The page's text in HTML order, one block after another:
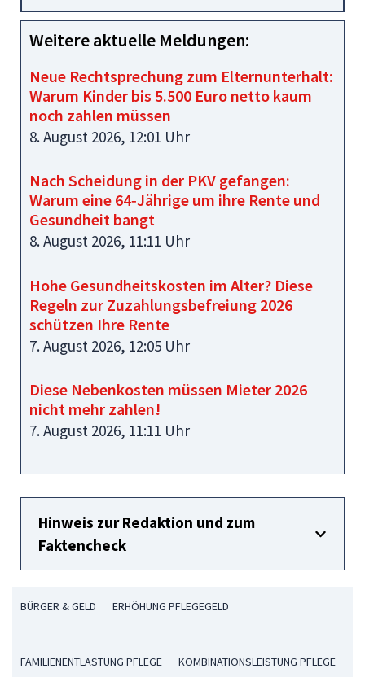
Weitere aktuelle Meldungen:
Neue Rechtsprechung zum Elternunterhalt:
Warum Kinder bis 5.500 Euro netto kaum
noch zahlen müssen
8. August 2026, 12:01 Uhr
Nach Scheidung in der PKV gefangen:
Warum eine 64‑Jährige um ihre Rente und
Gesundheit bangt
8. August 2026, 11:11 Uhr
Hohe Gesundheitskosten im Alter? Diese
Regeln zur Zuzahlungsbefreiung 2026
schützen Ihre Rente
7. August 2026, 12:05 Uhr
Diese Nebenkosten müssen Mieter 2026
nicht mehr zahlen!
7. August 2026, 11:11 Uhr
Hinweis zur Redaktion und zum
Faktencheck
BÜRGER & GELD ERHÖHUNG PFLEGEGELD
FAMILIENENTLASTUNG PFLEGE KOMBINATIONSLEISTUNG PFLEGE